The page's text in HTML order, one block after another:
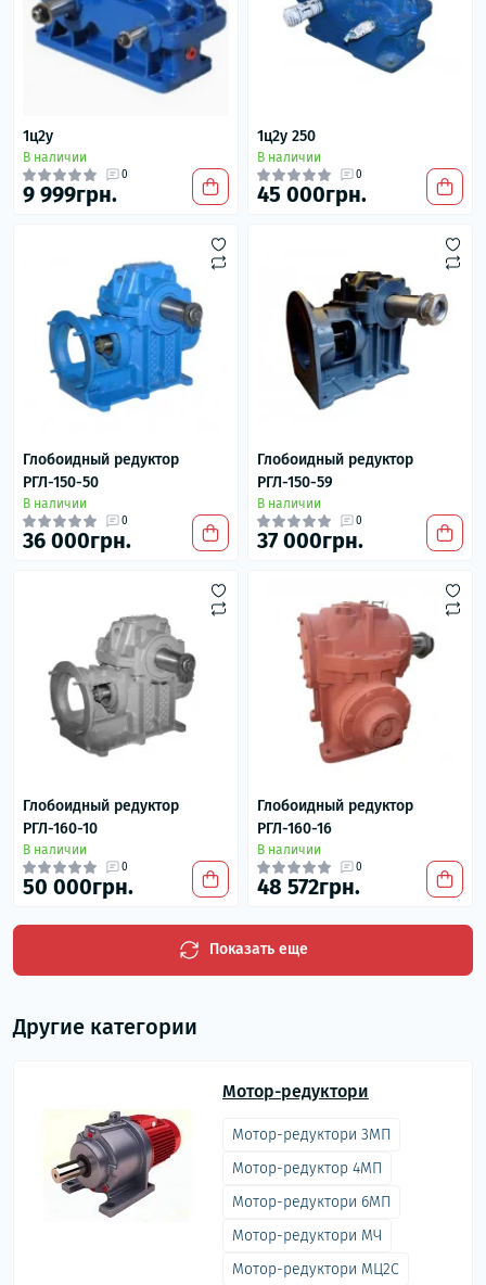
1ц2у
В наличии
0
9 999грн.
1ц2у 250
В наличии
0
45 000грн.
Глобоидный редуктор
РГЛ-150-50
В наличии
0
36 000грн.
Глобоидный редуктор
РГЛ-150-59
В наличии
0
37 000грн.
Глобоидный редуктор
РГЛ-160-10
В наличии
0
50 000грн.
Глобоидный редуктор
РГЛ-160-16
В наличии
0
48 572грн.
Показать еще
Другие категории
Мотор-редуктори
Мотор-редуктори 3МП
Мотор-редуктор 4МП
Мотор-редуктори 6МП
Мотор-редуктори МЧ
Мотор-редуктори МЦ2С